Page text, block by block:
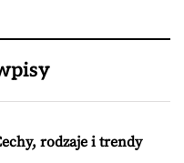
rodzaje i trendy